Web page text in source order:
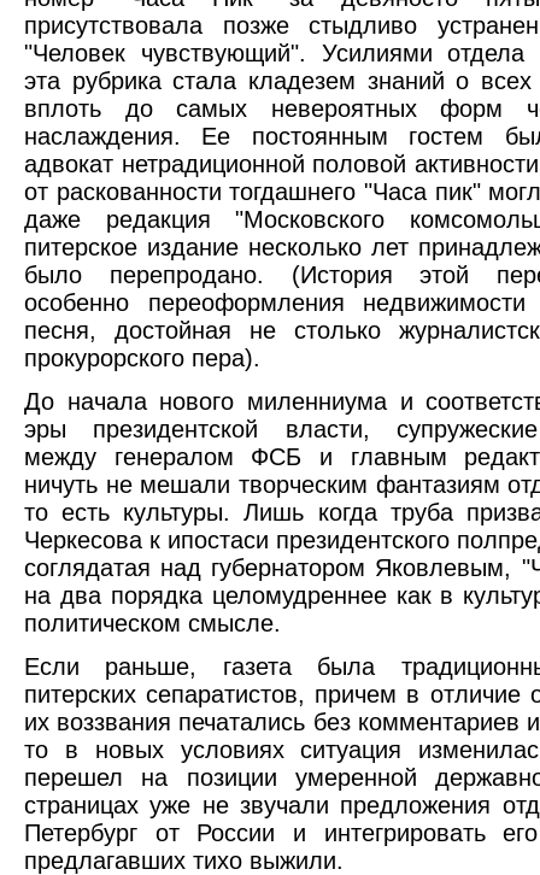
присутствовала позже стыдливо
"Человек чувствующий". Усилиями отдела
эта рубрика стала кладезем знаний о всех
вплоть до самых невероятных форм
наслаждения. Ее постоянным гостем
адвокат нетрадиционной половой
от раскованности тогдашнего "Часа пик"
даже редакция "Московского
питерское издание несколько лет
было перепродано. (История этой
особенно переоформления
песня, достойная не столько
прокурорского пера).
До начала нового миленниума и
эры президентской власти,
между генералом ФСБ и главным
ничуть не мешали творческим фантазиям
то есть культуры. Лишь когда труба
Черкесова к ипостаси президентского
соглядатая над губернатором Яковлевым,
на два порядка целомудреннее как в
политическом смысле.
Если раньше, газета была
питерских сепаратистов, причем в отличие
их воззвания печатались без комментариев
то в новых условиях ситуация
перешел на позиции умеренной
страницах уже не звучали предложения
Петербург от России и интегрировать
предлагавших тихо выжили.